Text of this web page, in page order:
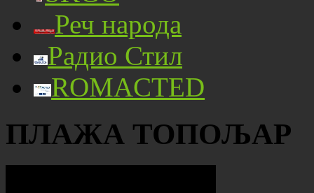
Реч народа
Радио Стил
ROMACTED
ПЛАЖА ТОПОЉАР